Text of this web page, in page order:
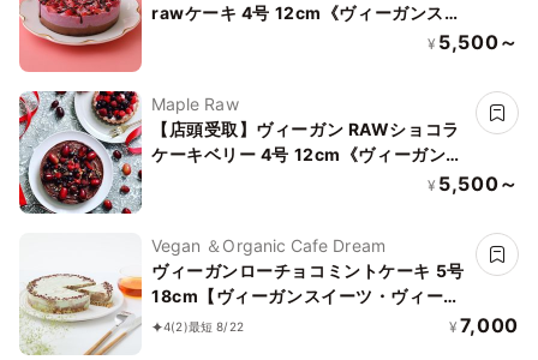
rawケーキ 4号 12cm《ヴィーガンスイ
ーツ・ヴィーガンケーキ》《ロースイー
¥ 5,500～
Maple Raw
【店頭受取】ヴィーガン RAWショコラ
ケーキベリー 4号 12cm《ヴィーガンス
イーツ・ヴィーガンケーキ》《ロースイ
¥ 5,500～
Vegan ＆Organic Cafe Dream
ヴィーガンローチョコミントケーキ 5号
18cm【ヴィーガンスイーツ・ヴィーガ
ンケーキ】
4(2)最短 8/22 ¥ 7,000